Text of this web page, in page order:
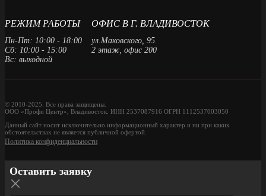
РЕЖИМ РАБОТЫ
Пн-Пт: 10:00 - 18:00
Сб: 10:00 - 15:00
Вс: выходной
ОФИС В Г. ВЛАДИВОСТОК
ул.Маковского, 95
2 этаж, офис 200
© 2010-2025. Все права защищены.
ООО «Профи Центр», Владивосток. ИНН 2537087916 ОГРН 1112537003050
Данный сайт носит исключительно информационный характер и ни при каких
обстоятельствах не является публичной офертой.
Политика конфиденциальности
Оставить заявку